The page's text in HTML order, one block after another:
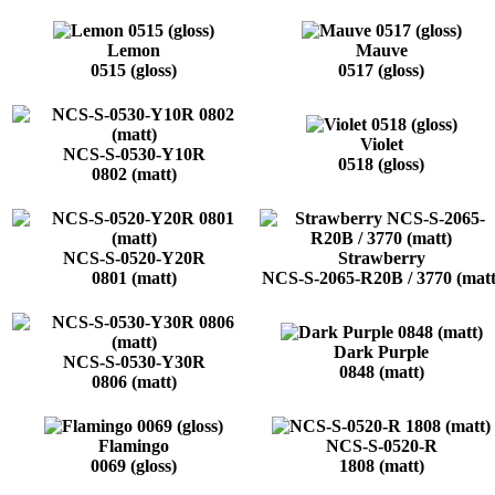
Lemon
0515 (gloss)
Mauve
0517 (gloss)
NCS-S-0530-Y10R
0802 (matt)
Violet
0518 (gloss)
NCS-S-0520-Y20R
0801 (matt)
Strawberry
NCS-S-2065-R20B / 3770
NCS-S-0530-Y30R
0806 (matt)
Dark Purple
0848 (matt)
Flamingo
0069 (gloss)
NCS-S-0520-R
1808 (matt)